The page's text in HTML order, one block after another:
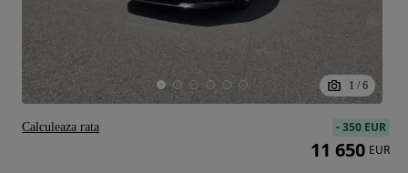
1 / 6
-350 EUR
11 650 EUR
Calculeaza rata